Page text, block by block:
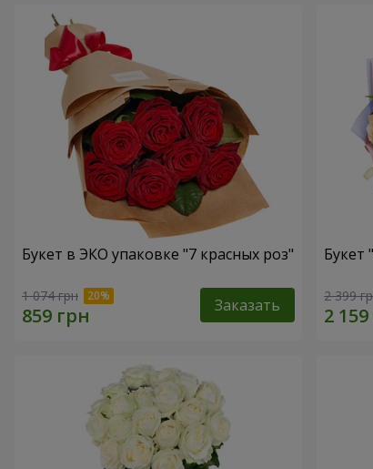
Букет в ЭКО упаковке "7 красных роз"
1 074 грн Заказать
Букет
2 399